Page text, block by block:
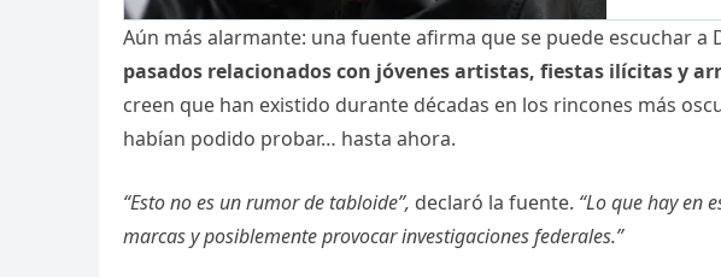
Aún más alarmante: una fuente afirma que se puede escuchar a
pasados relacionados con jóvenes artistas, fiestas ilícitas y
creen que han existido durante décadas en los rincones más
habían podido probar… hasta ahora.
“Esto no es un rumor de tabloide”, declaró la fuente. “Lo que hay en
marcas y posiblemente provocar investigaciones federales.”